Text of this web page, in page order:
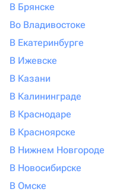
В Брянске
Во Владивостоке
В Екатеринбурге
В Ижевске
В Казани
В Калининграде
В Краснодаре
В Красноярске
В Нижнем Новгороде
В Новосибирске
В Омске